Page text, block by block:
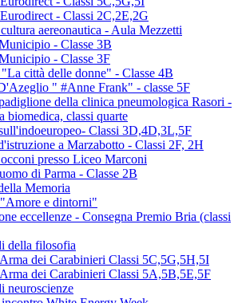
- Classi 2C,2E,2G
aereonautica - Aula Mezzetti
- Classe 3B
- Classe 3F
"La città delle donne" - Classe 4B
" #Anne Frank" - classe 5F
della clinica pneumologica Rasori -
biomedica, classi quarte
Classi 3D,4D,3L,5F
a Marzabotto - Classi 2F, 2H
presso Liceo Marconi
di Parma - Classe 2B
Memoria
e dintorni"
eccellenze - Consegna Premio Bria (classi
della filosofia
dei Carabinieri Classi 5C,5G,5H,5I
dei Carabinieri Classi 5A,5B,5E,5F
neuroscienze